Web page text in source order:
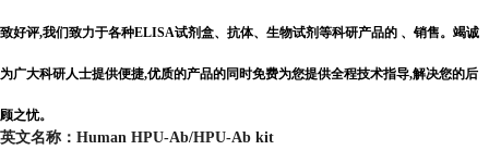
致好评,我们致力于各种ELISA试剂盒、抗体、生物试剂等科研产品的 、销售。竭诚
为广大科研人士提供便捷,优质的产品的同时免费为您提供全程技术指导,解决您的后
顾之忧。
英文名称：Human HPU-Ab/HPU-Ab kit